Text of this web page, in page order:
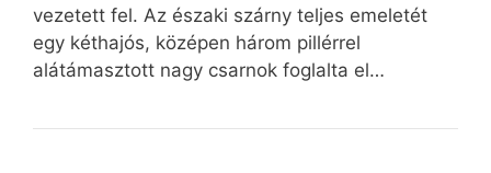
vezetett fel. Az északi szárny teljes emeletét
egy kéthajós, középen három pillérrel
alátámasztott nagy csarnok foglalta el…